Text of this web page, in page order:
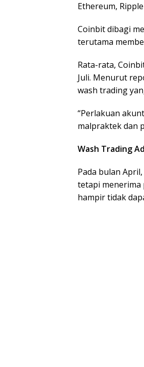
Ethereum,
Coinbit dibagi
terutama
Rata-rata,
Juli. Menurut
wash trading
“Perlakuan
malpraktek dan
Wash Trading
Pada bulan
tetapi menerima
hampir tidak